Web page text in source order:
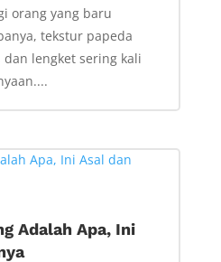
orang yang baru
tekstur papeda
lengket sering kali
Adalah Apa, Ini